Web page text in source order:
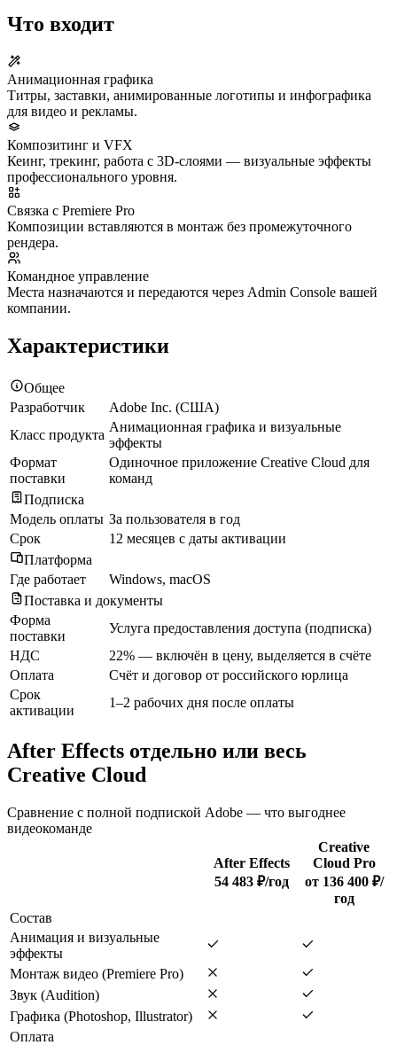
Что входит
Анимационная графика
Титры, заставки, анимированные логотипы и инфографика
для видео и рекламы.
Композитинг и VFX
Кеинг, трекинг, работа с 3D-слоями — визуальные эффекты
профессионального уровня.
Связка с Premiere Pro
Композиции вставляются в монтаж без промежуточного
рендера.
Командное управление
Места назначаются и передаются через Admin Console вашей
компании.
Характеристики
Общее
Разработчик
Adobe Inc. (США)
Класс продукта
Анимационная графика и визуальные
эффекты
Формат
поставки
Одиночное приложение Creative Cloud для
команд
Подписка
Модель оплаты За пользователя в год
Срок
12 месяцев с даты активации
Платформа
Где работает
Windows, macOS
Поставка и документы
Форма
поставки
Услуга предоставления доступа (подписка)
НДС
22% — включён в цену, выделяется в счёте
Оплата
Счёт и договор от российского юрлица
Срок
активации
1–2 рабочих дня после оплаты
After Effects отдельно или весь
Creative Cloud
Сравнение с полной подпиской Adobe — что выгоднее
видеокоманде
After Effects
54 483 ₽/год
Creative
Cloud Pro
от 136 400 ₽/
год
Состав
Анимация и визуальные
эффекты
Монтаж видео (Premiere Pro)
Звук (Audition)
Графика (Photoshop, Illustrator)
Оплата